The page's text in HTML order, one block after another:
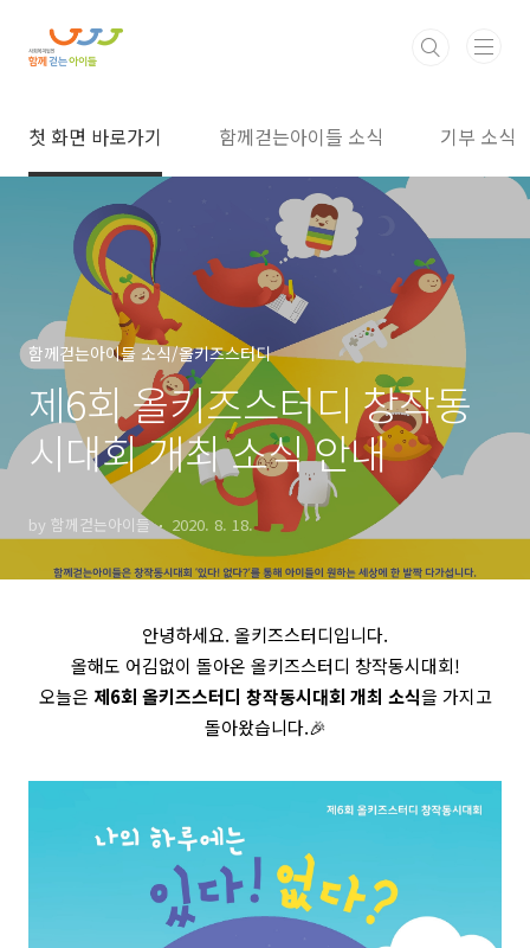
첫 화면 바로가기 함께걷는아이들 소식 기부 소식
함께걷는아이들 소식/올키즈스터디
제6회 올키즈스터디 창작동
시대회 개최 소식 안내
by 함께걷는아이들 2020. 8. 18.
안녕하세요. 올키즈스터디입니다.
올해도 어김없이 돌아온 올키즈스터디 창작동시대회!
오늘은 제6회 올키즈스터디 창작동시대회 개최 소식을 가지고
돌아왔습니다.🎉